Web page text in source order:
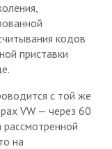
кодов
приставки
с той же
VW — через 60
рассмотренной
на